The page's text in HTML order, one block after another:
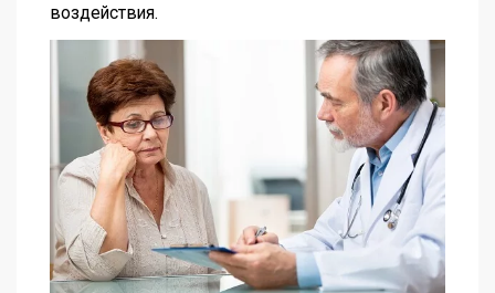
воздействия.